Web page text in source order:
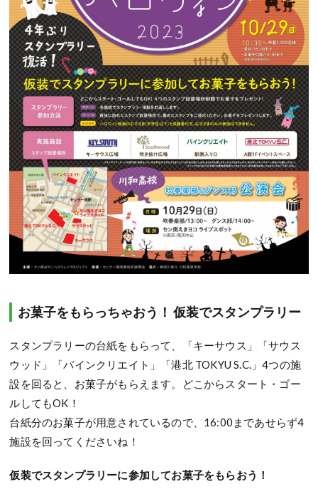
お菓子をもらっちゃおう！ 仮装でスタンプラリー
スタンプラリーの台紙をもらって、「キーサウス」「サウス
ウッド」「パインクリエイト」「港北 TOKYU S.C.」4つの施
設を回ると、お菓子がもらえます。どこからスタート・ゴー
ルしてもOK！
台紙分のお菓子が用意されているので、16:00まであせらず4
施設を回ってくださいね！
仮装でスタンプラリーに参加してお菓子をもらおう！